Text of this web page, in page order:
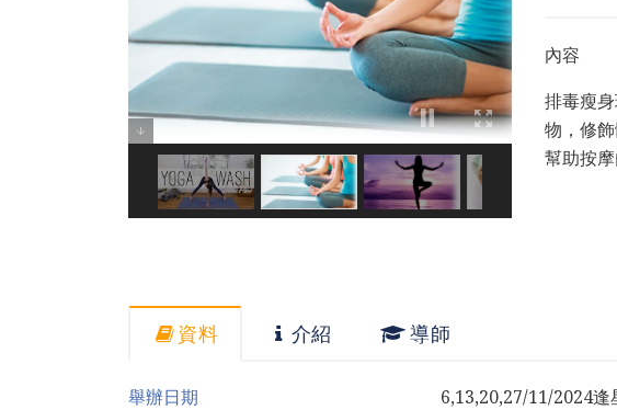
內容
排毒瘦
物，修
幫助按摩
資料 介紹 導師
舉辦日期
6,13,20,27/11/2024